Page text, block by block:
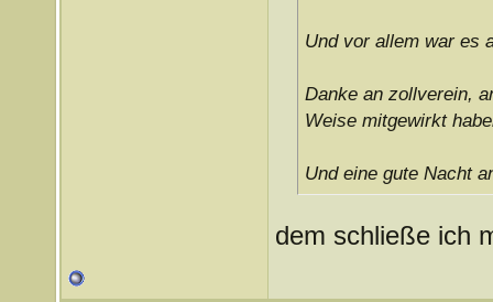
Und vor allem war es
Danke an zollverein,
Weise mitgewirkt
Und eine gute Nacht
dem schließe ich